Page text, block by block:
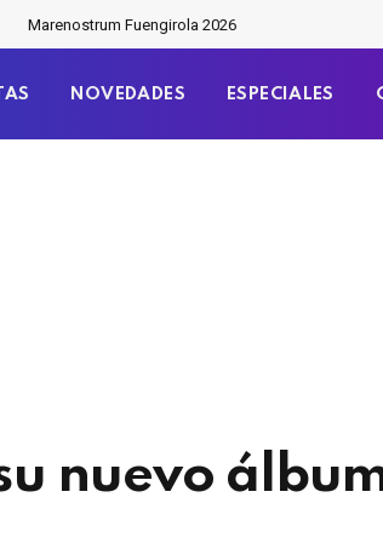
Marenostrum Fuengirola 2026
NOVEDADES ESPECIALES
nuevo